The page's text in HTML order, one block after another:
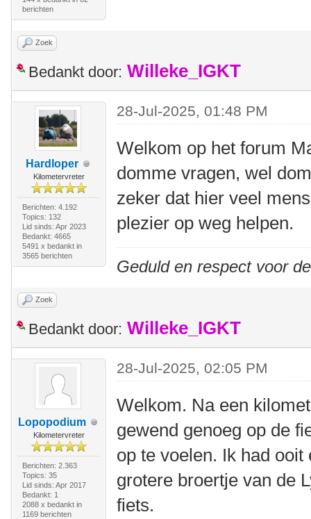
berichten
Zoek
Bedankt door: Willeke_IGKT
Hardloper
Kilometervreter
Berichten: 4.192
Topics: 132
Lid sinds: Apr 2023
Bedankt: 4665
5491 x bedankt in
3565 berichten
28-Jul-2025, 01:48 PM
Welkom op het forum
domme vragen, wel
zeker dat hier veel
plezier op weg helpen.
Geduld en respect voor
Zoek
Bedankt door: Willeke_IGKT
Lopopodium
Kilometervreter
Berichten: 2.363
Topics: 35
Lid sinds: Apr 2017
Bedankt: 1
2088 x bedankt in
1169 berichten
28-Jul-2025, 02:05 PM
Welkom. Na een
gewend genoeg op de
op te voelen. Ik had
grotere broertje van de
fiets.